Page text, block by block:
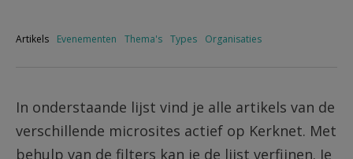
VIERINGEN
ZOEKEN
HULP
Artikels Evenementen Thema's Types Organisaties
In onderstaande lijst vind je alle artikels van de
verschillende microsites actief op Kerknet. Met
behulp van de filters kan je de lijst verfijnen. Je